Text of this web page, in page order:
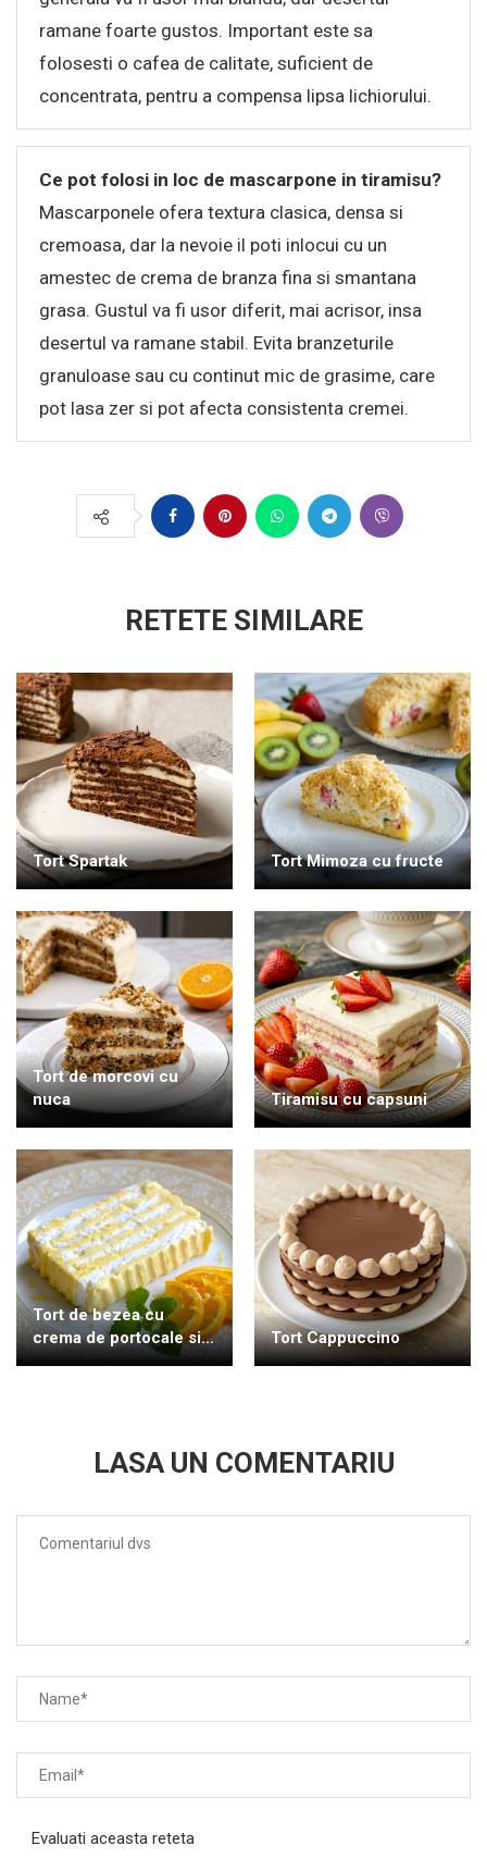
ramane foarte gustos. Important este sa
folosesti o cafea de calitate, suficient de
concentrata, pentru a compensa lipsa lichiorului.
Ce pot folosi in loc de mascarpone in tiramisu?
Mascarponele ofera textura clasica, densa si
cremoasa, dar la nevoie il poti inlocui cu un
amestec de crema de branza fina si smantana
grasa. Gustul va fi usor diferit, mai acrisor, insa
desertul va ramane stabil. Evita branzeturile
granuloase sau cu continut mic de grasime, care
pot lasa zer si pot afecta consistenta cremei.
RETETE SIMILARE
Tort Spartak Tort Mimoza cu fructe
Tort de morcovi cu
nuca
Tiramisu cu capsuni
Tort de bezea cu
crema de portocale si...
Tort Cappuccino
LASA UN COMENTARIU
Evaluati aceasta reteta